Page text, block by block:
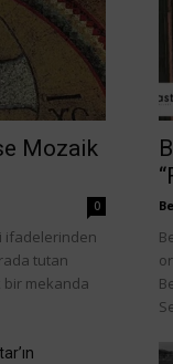
Mozaik
0
ifadelerinden
tutan
bir mekanda